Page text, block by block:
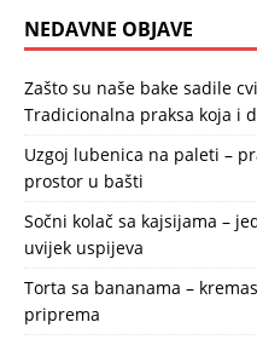
NEDAVNE OBJAVE
Zašto su naše bake sadile
Tradicionalna praksa koja i
Uzgoj lubenica na paleti –
prostor u bašti
Sočni kolač sa kajsijama –
uvijek uspijeva
Torta sa bananama –
priprema